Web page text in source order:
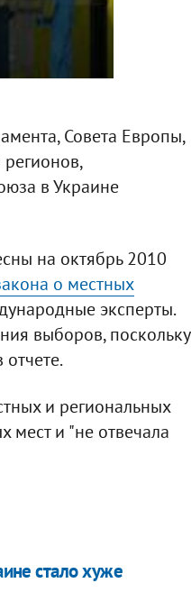
Совета Европы,
в Украине
на октябрь 2010
о местных
эксперты.
выборов, поскольку
и региональных
мест и "не отвечала
стало хуже